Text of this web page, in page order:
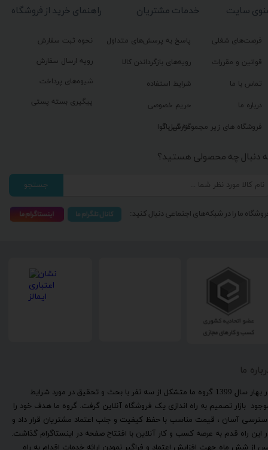
ما
​در بهار سال 1399 گروه ما متشکل از سه نفر با بحث و تحقیق در مورد شرایط
بازار تصمیم به راه اندازی یک فروشگاه آنلاین گرفت. گروه ما هدف خود را
آسان ، قیمت مناسب با حفظ کیفیت و جلب اعتماد مشتریان قرار داد و
این راه قدم به عرصه کسب و کار آنلاین با افتتاح صفحه در اینستاگرام گذاشت.
از شش ماه جهت افزایش اعتماد و فراگیر نمودن ارائه خدمات اقدام به راه
راهنمای خرید از فروشگاه
نحوه ثبت سفارش
رویه ارسال سفارش
شیوه‌های پرداخت
پیگیری بسته پستی
خدمات مشتریان
پاسخ به پرسش‌های متداول
رویه‌های بازگرداندن کالا
شرایط استفاده
حریم خصوصی
گزارش باگ
سایت
فرصت‌های شغلی
قوانین و مقررات
تماس با ما
درباره ما
فروشگاه های زیر مجموعه گیل آوا
دنبال چه محصولی هستید؟
جستجو
ما را در شبکه‌های اجتماعی دنبال کنید: